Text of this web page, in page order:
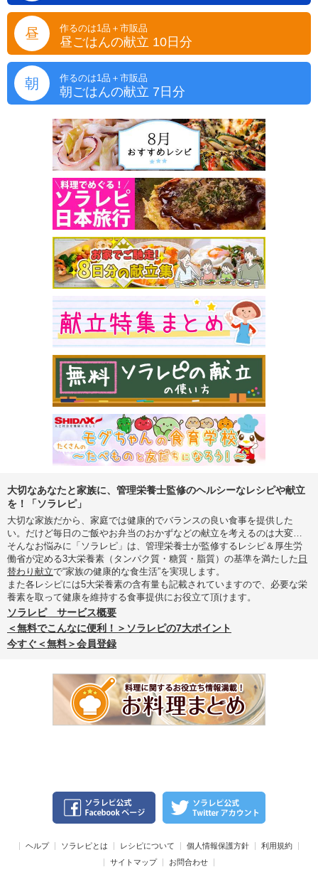
昼 作るのは1品＋市販品
昼ごはんの献立 10日分
朝 作るのは1品＋市販品
朝ごはんの献立 7日分
大切なあなたと家族に、管理栄養士監修のヘルシーなレシピや献立
を！「ソラレピ」
大切な家族だから、家庭では健康的でバランスの良い食事を提供した
い。だけど毎日のご飯やお弁当のおかずなどの献立を考えるのは大変…
そんなお悩みに「ソラレピ」は、管理栄養士が監修するレシピ＆厚生労
働省が定める3大栄養素（タンパク質・糖質・脂質）の基準を満たした 日
替わり献立で“家族の健康的な食生活”を実現します。
また各レシピには5大栄養素の含有量も記載されていますので、必要な栄
養素を取って健康を維持する食事提供にお役立て頂けます。
ソラレピ サービス概要
＜無料でこんなに便利！＞ソラレピの7大ポイント
今すぐ＜無料＞会員登録
ヘルプ ソラレピとは レシピについて 個人情報保護方針
利用規約
サイトマップ
お問合わせ